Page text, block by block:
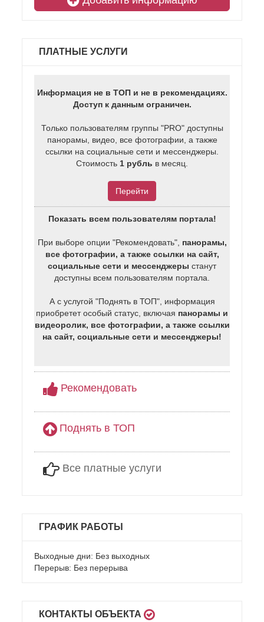
ПЛАТНЫЕ УСЛУГИ
Информация не в ТОП и не в рекомендациях.
Доступ к данным ограничен.
Только пользователям группы "PRO" доступны
панорамы, видео, все фотографии, а также
ссылки на социальные сети и мессенджеры.
Стоимость 1 рубль в месяц.
Перейти
Показать всем пользователям портала!
При выборе опции "Рекомендовать", панорамы,
все фотографии, а также ссылки на сайт,
социальные сети и мессенджеры станут
доступны всем пользователям портала.
А с услугой "Поднять в ТОП", информация
приобретет особый статус, включая панорамы и
видеоролик, все фотографии, а также ссылки
на сайт, социальные сети и мессенджеры!
Рекомендовать
Поднять в ТОП
Все платные услуги
ГРАФИК РАБОТЫ
Выходные дни: Без выходных
Перерыв: Без перерыва
КОНТАКТЫ ОБЪЕКТА